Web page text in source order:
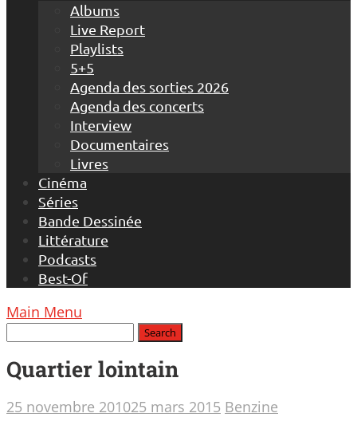
Albums
Live Report
Playlists
5+5
Agenda des sorties 2026
Agenda des concerts
Interview
Documentaires
Livres
Cinéma
Séries
Bande Dessinée
Littérature
Podcasts
Best-Of
Main Menu
Quartier lointain
25 novembre 201025 mars 2015 Benzine